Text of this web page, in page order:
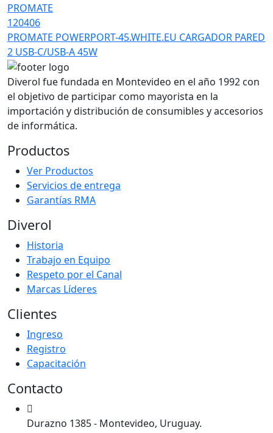
PROMATE
120406
PROMATE POWERPORT-45.WHITE.EU CARGADOR PARED
2 USB-C/USB-A 45W
Diverol fue fundada en Montevideo en el año 1992 con
el objetivo de participar como mayorista en la
importación y distribución de consumibles y accesorios
de informática.
Productos
Ver Productos
Servicios de entrega
Garantías RMA
Diverol
Historia
Trabajo en Equipo
Respeto por el Canal
Marcas Líderes
Clientes
Ingreso
Registro
Capacitación
Contacto
Durazno 1385 - Montevideo, Uruguay.